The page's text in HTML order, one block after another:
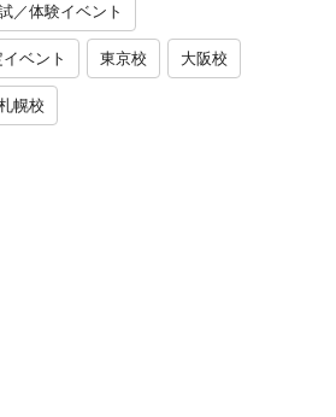
／体験イベント
ベント 東京校 大阪校
幌校